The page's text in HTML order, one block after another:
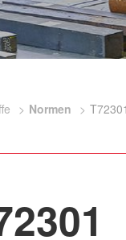
Normen